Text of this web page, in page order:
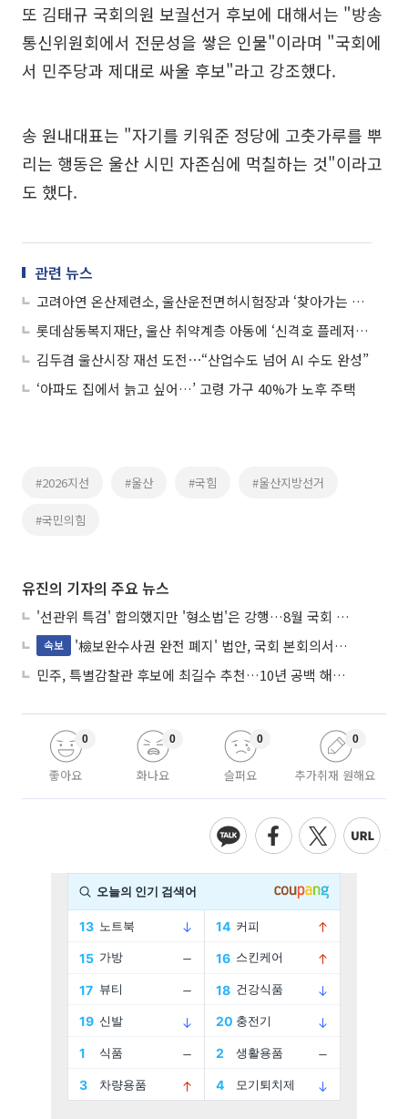
또 김태규 국회의원 보궐선거 후보에 대해서는 "방송
통신위원회에서 전문성을 쌓은 인물"이라며 "국회에
서 민주당과 제대로 싸울 후보"라고 강조했다.
송 원내대표는 "자기를 키워준 정당에 고춧가루를 뿌
리는 행동은 울산 시민 자존심에 먹칠하는 것"이라고
도 했다.
관련 뉴스
고려아연 온산제련소, 울산운전면허시험장과 ‘찾아가는 이동민원 서비스’ 운영
롯데삼동복지재단, 울산 취약계층 아동에 ‘신격호 플레저박스’ 지원
김두겸 울산시장 재선 도전⋯“산업수도 넘어 AI 수도 완성”
‘아파도 집에서 늙고 싶어…’ 고령 가구 40%가 노후 주택
#2026지선 #울산 #국힘 #울산지방선거
#국민의힘
유진의 기자의 주요 뉴스
'선관위 특검' 합의했지만 '형소법'은 강행…8월 국회 '입법 2차전' 예고
속보
'檢보완수사권 완전 폐지' 법안, 국회 본회의서 민주당 주도 통과
민주, 특별감찰관 후보에 최길수 추천…10년 공백 해소 속도
좋아요
0
화나요
0
슬퍼요
0
추가취재 원해요
0